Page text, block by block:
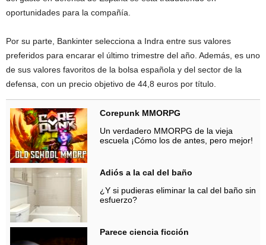
oportunidades para la compañía.
Por su parte, Bankinter selecciona a Indra entre sus valores
preferidos para encarar el último trimestre del año. Además, es uno
de sus valores favoritos de la bolsa española y del sector de la
defensa, con un precio objetivo de 44,8 euros por título.
Corepunk MMORPG
Un verdadero MMORPG de la vieja
escuela ¡Cómo los de antes, pero mejor!
Adiós a la cal del baño
¿Y si pudieras eliminar la cal del baño sin
esfuerzo?
Parece ciencia ficción